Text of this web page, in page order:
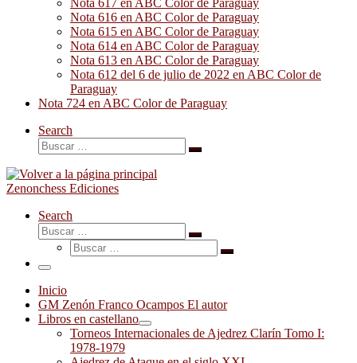
Nota 617 en ABC Color de Paraguay
Nota 616 en ABC Color de Paraguay
Nota 615 en ABC Color de Paraguay
Nota 614 en ABC Color de Paraguay
Nota 613 en ABC Color de Paraguay
Nota 612 del 6 de julio de 2022 en ABC Color de
Paraguay
Nota 724 en ABC Color de Paraguay
Search
Buscar
Buscar
Zenonchess Ediciones
Search
Buscar
Buscar
Buscar
Buscar
Menú
Inicio
GM Zenón Franco Ocampos El autor
Libros en castellano
Torneos Internacionales de Ajedrez Clarín Tomo I:
1978-1979